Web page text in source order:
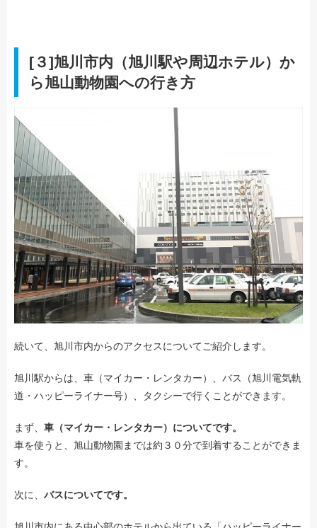
[３]旭川市内（旭川駅や周辺ホテル）か
ら旭山動物園への行き方
続いて、旭川市内からのアクセスについてご紹介します。
旭川駅からは、車（マイカー・レンタカー）、バス（旭川電気軌
道・ハッピーライナー号）、タクシーで行くことができます。
まず、 車（マイカー・レンタカー）についてです。
車を使うと、旭山動物園までは約３０分で到着することができま
す。
次に、 バスについてです。